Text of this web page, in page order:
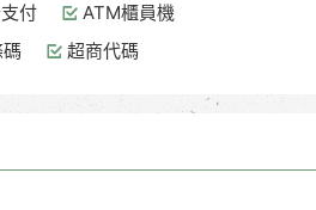
付
ATM櫃員機
超商代碼